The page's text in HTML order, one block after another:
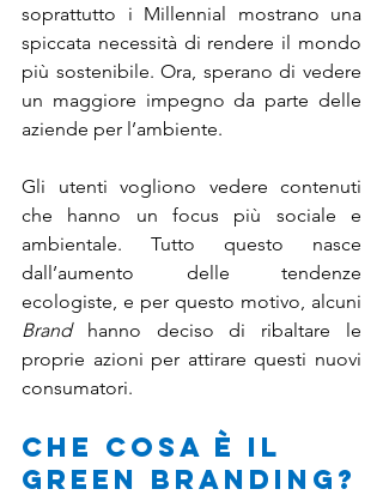
soprattutto i Millennial mostrano una
spiccata necessità di rendere il mondo
più sostenibile. Ora, sperano di vedere
un maggiore impegno da parte delle
aziende per l’ambiente.
Gli utenti vogliono vedere contenuti
che hanno un focus più sociale e
ambientale. Tutto questo nasce
dall’aumento delle tendenze
Brand hanno deciso di ribaltare le
proprie azioni per attirare questi nuovi
consumatori.
Che cosa è il
Green Branding?